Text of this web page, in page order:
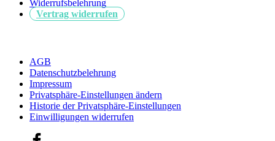
Widerrufsbelehrung
Vertrag widerrufen
AGB
Datenschutzbelehrung
Impressum
Privatsphäre-Einstellungen ändern
Historie der Privatsphäre-Einstellungen
Einwilligungen widerrufen